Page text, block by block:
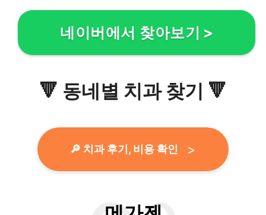
네이버에서 찾아보기 >
🔻 동네별 치과 찾기 🔻
🔎 치과 후기, 비용 확인